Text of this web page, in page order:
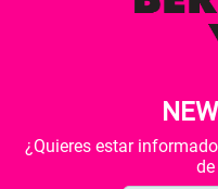
¿Quieres estar
de